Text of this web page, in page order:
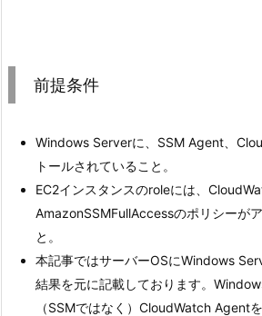
前提条件
Windows Serverに、SSM Agent、
トールされていること。
EC2インスタンスのroleには、
AmazonSSMFullAccessのポリシーが
と。
本記事ではサーバーOSにWindows
結果を元に記載しております。
（SSMではなく）CloudWatch Agent